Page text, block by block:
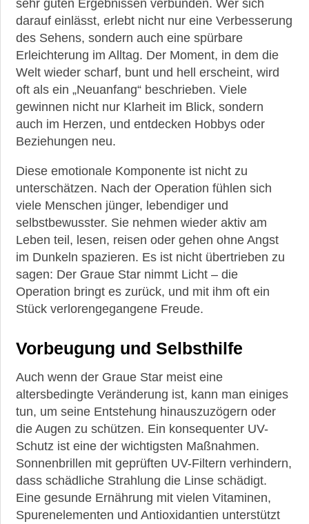
sehr guten Ergebnissen verbunden. Wer sich
darauf einlässt, erlebt nicht nur eine Verbesserung
des Sehens, sondern auch eine spürbare
Erleichterung im Alltag. Der Moment, in dem die
Welt wieder scharf, bunt und hell erscheint, wird
oft als ein „Neuanfang“ beschrieben. Viele
gewinnen nicht nur Klarheit im Blick, sondern
auch im Herzen, und entdecken Hobbys oder
Beziehungen neu.
Diese emotionale Komponente ist nicht zu
unterschätzen. Nach der Operation fühlen sich
viele Menschen jünger, lebendiger und
selbstbewusster. Sie nehmen wieder aktiv am
Leben teil, lesen, reisen oder gehen ohne Angst
im Dunkeln spazieren. Es ist nicht übertrieben zu
sagen: Der Graue Star nimmt Licht – die
Operation bringt es zurück, und mit ihm oft ein
Stück verlorengegangene Freude.
Vorbeugung und Selbsthilfe
Auch wenn der Graue Star meist eine
altersbedingte Veränderung ist, kann man einiges
tun, um seine Entstehung hinauszuzögern oder
die Augen zu schützen. Ein konsequenter UV-
Schutz ist eine der wichtigsten Maßnahmen.
Sonnenbrillen mit geprüften UV-Filtern verhindern,
dass schädliche Strahlung die Linse schädigt.
Eine gesunde Ernährung mit vielen Vitaminen,
Spurenelementen und Antioxidantien unterstützt